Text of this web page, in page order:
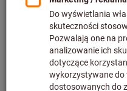
34-000 42-